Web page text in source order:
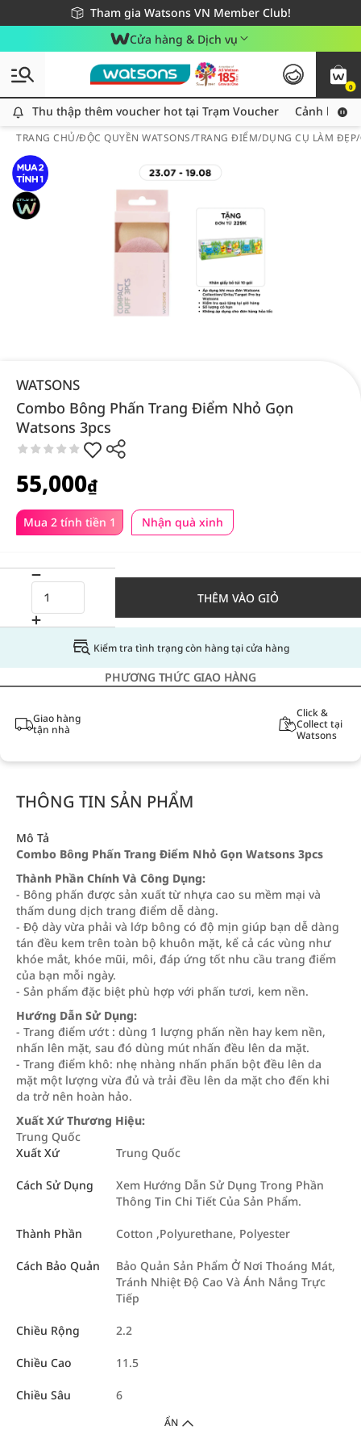
Tham gia Watsons VN Member Club!
Miễn phí giao hàng cho đơn hàng từ 249,000Đ
Giao hàng nhanh 24h - Áp dụng khu vực TP. Hồ Chí Minh
Cửa hàng & Dịch vụ
0
Thu thập thêm voucher hot tại Trạm Voucher
Thu thập thêm voucher hot tại Trạm Voucher Cảnh báo
TRANG CHỦ/ĐỘC QUYỀN WATSONS/TRANG ĐIỂM/DỤNG CỤ LÀM ĐẸP/
WATSONS
Combo Bông Phấn Trang Điểm Nhỏ Gọn
Watsons 3pcs
Mua 2 tính tiền 1 Nhận quà xinh
55,000₫
THÊM VÀO GIỎ
Kiểm tra tình trạng còn hàng tại cửa hàng
PHƯƠNG THỨC GIAO HÀNG
Giao hàng
tận nhà
Click &
Collect tại
Watsons
THÔNG TIN SẢN PHẨM
Mô Tả
Combo Bông Phấn Trang Điểm Nhỏ Gọn Watsons 3pcs
Thành Phần Chính Và Công Dụng:
- Bông phấn được sản xuất từ nhựa cao su mềm mại và
thấm dung dịch trang điểm dễ dàng.
- Độ dày vừa phải và lớp bông có độ mịn giúp bạn dễ dàng
tán đều kem trên toàn bộ khuôn mặt, kể cả các vùng như
khóe mắt, khóe mũi, môi, đáp ứng tốt nhu cầu trang điểm
của bạn mỗi ngày.
- Sản phẩm đặc biệt phù hợp với phấn tươi, kem nền.
Hướng Dẫn Sử Dụng:
- Trang điểm ướt : dùng 1 lượng phấn nền hay kem nền,
nhấn lên mặt, sau đó dùng mút nhấn đều lên da mặt.
- Trang điểm khô: nhẹ nhàng nhấn phấn bột đều lên da
mặt một lượng vừa đủ và trải đều lên da mặt cho đến khi
da trở nên hoàn hảo.
Xuất Xứ Thương Hiệu:
Trung Quốc
Xuất Xứ
Trung Quốc
Cách Sử Dụng
Xem Hướng Dẫn Sử Dụng Trong Phần
Thông Tin Chi Tiết Của Sản Phẩm.
Thành Phần Cotton ,Polyurethane, Polyester
Cách Bảo Quản
Bảo Quản Sản Phẩm Ở Nơi Thoáng Mát,
Tránh Nhiệt Độ Cao Và Ánh Nắng Trực
Tiếp
Chiều Rộng 2.2
Chiều Cao 11.5
Chiều Sâu 6
ẨN